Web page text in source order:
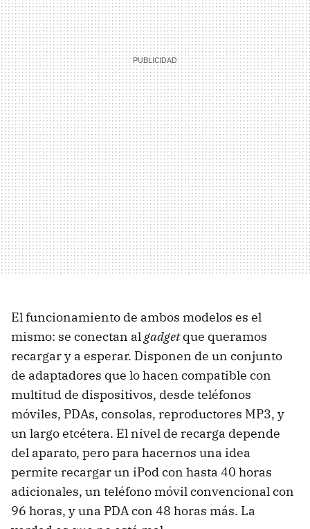
El funcionamiento de ambos modelos es el
mismo: se conectan algadgetque queramos
recargar y a esperar. Disponen de un conjunto
de adaptadores que lo hacen compatible con
multitud de dispositivos, desde teléfonos
móviles, PDAs, consolas, reproductores MP3, y
un largo etcétera. El nivel de recarga depende
del aparato, pero para hacernos una idea
permite recargar un iPod con hasta 40 horas
adicionales, un teléfono móvil convencional con
96 horas, y una PDA con 48 horas más. La